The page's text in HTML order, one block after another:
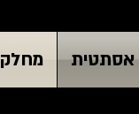
אסתטית